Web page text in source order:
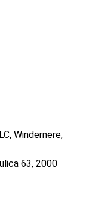
Windernere,
63, 2000